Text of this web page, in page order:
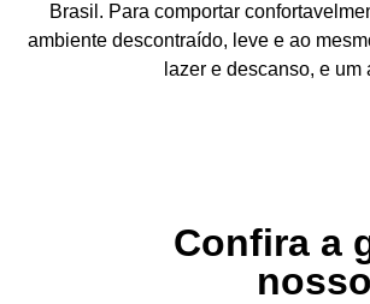
Brasil. Para comportar
ambiente descontraído, leve e ao
lazer e descanso, e
Confira a